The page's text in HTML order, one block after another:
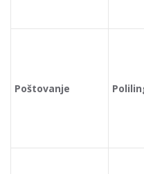
Poštovanje